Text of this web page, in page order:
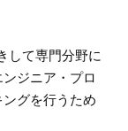
して専門分野に
ジニア・プロ
グを行うため